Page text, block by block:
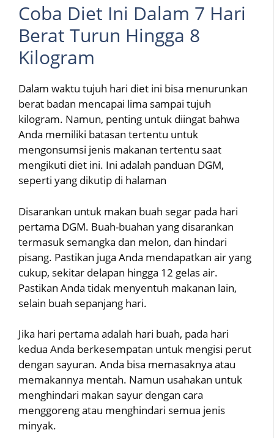
Coba Diet Ini Dalam 7 Hari
Berat Turun Hingga 8
Kilogram
Dalam waktu tujuh hari diet ini bisa menurunkan
berat badan mencapai lima sampai tujuh
kilogram. Namun, penting untuk diingat bahwa
Anda memiliki batasan tertentu untuk
mengonsumsi jenis makanan tertentu saat
mengikuti diet ini. Ini adalah panduan DGM,
seperti yang dikutip di halaman
Disarankan untuk makan buah segar pada hari
pertama DGM. Buah-buahan yang disarankan
termasuk semangka dan melon, dan hindari
pisang. Pastikan juga Anda mendapatkan air yang
cukup, sekitar delapan hingga 12 gelas air.
Pastikan Anda tidak menyentuh makanan lain,
selain buah sepanjang hari.
Jika hari pertama adalah hari buah, pada hari
kedua Anda berkesempatan untuk mengisi perut
dengan sayuran. Anda bisa memasaknya atau
memakannya mentah. Namun usahakan untuk
menghindari makan sayur dengan cara
menggoreng atau menghindari semua jenis
minyak.